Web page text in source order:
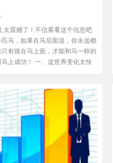
,太震撼了！不信看看这个信息吧
匹马，如果在马后面追，你永远都
有骑在马上面，才能和马一样的
上成功！ 一、这世界变化太快